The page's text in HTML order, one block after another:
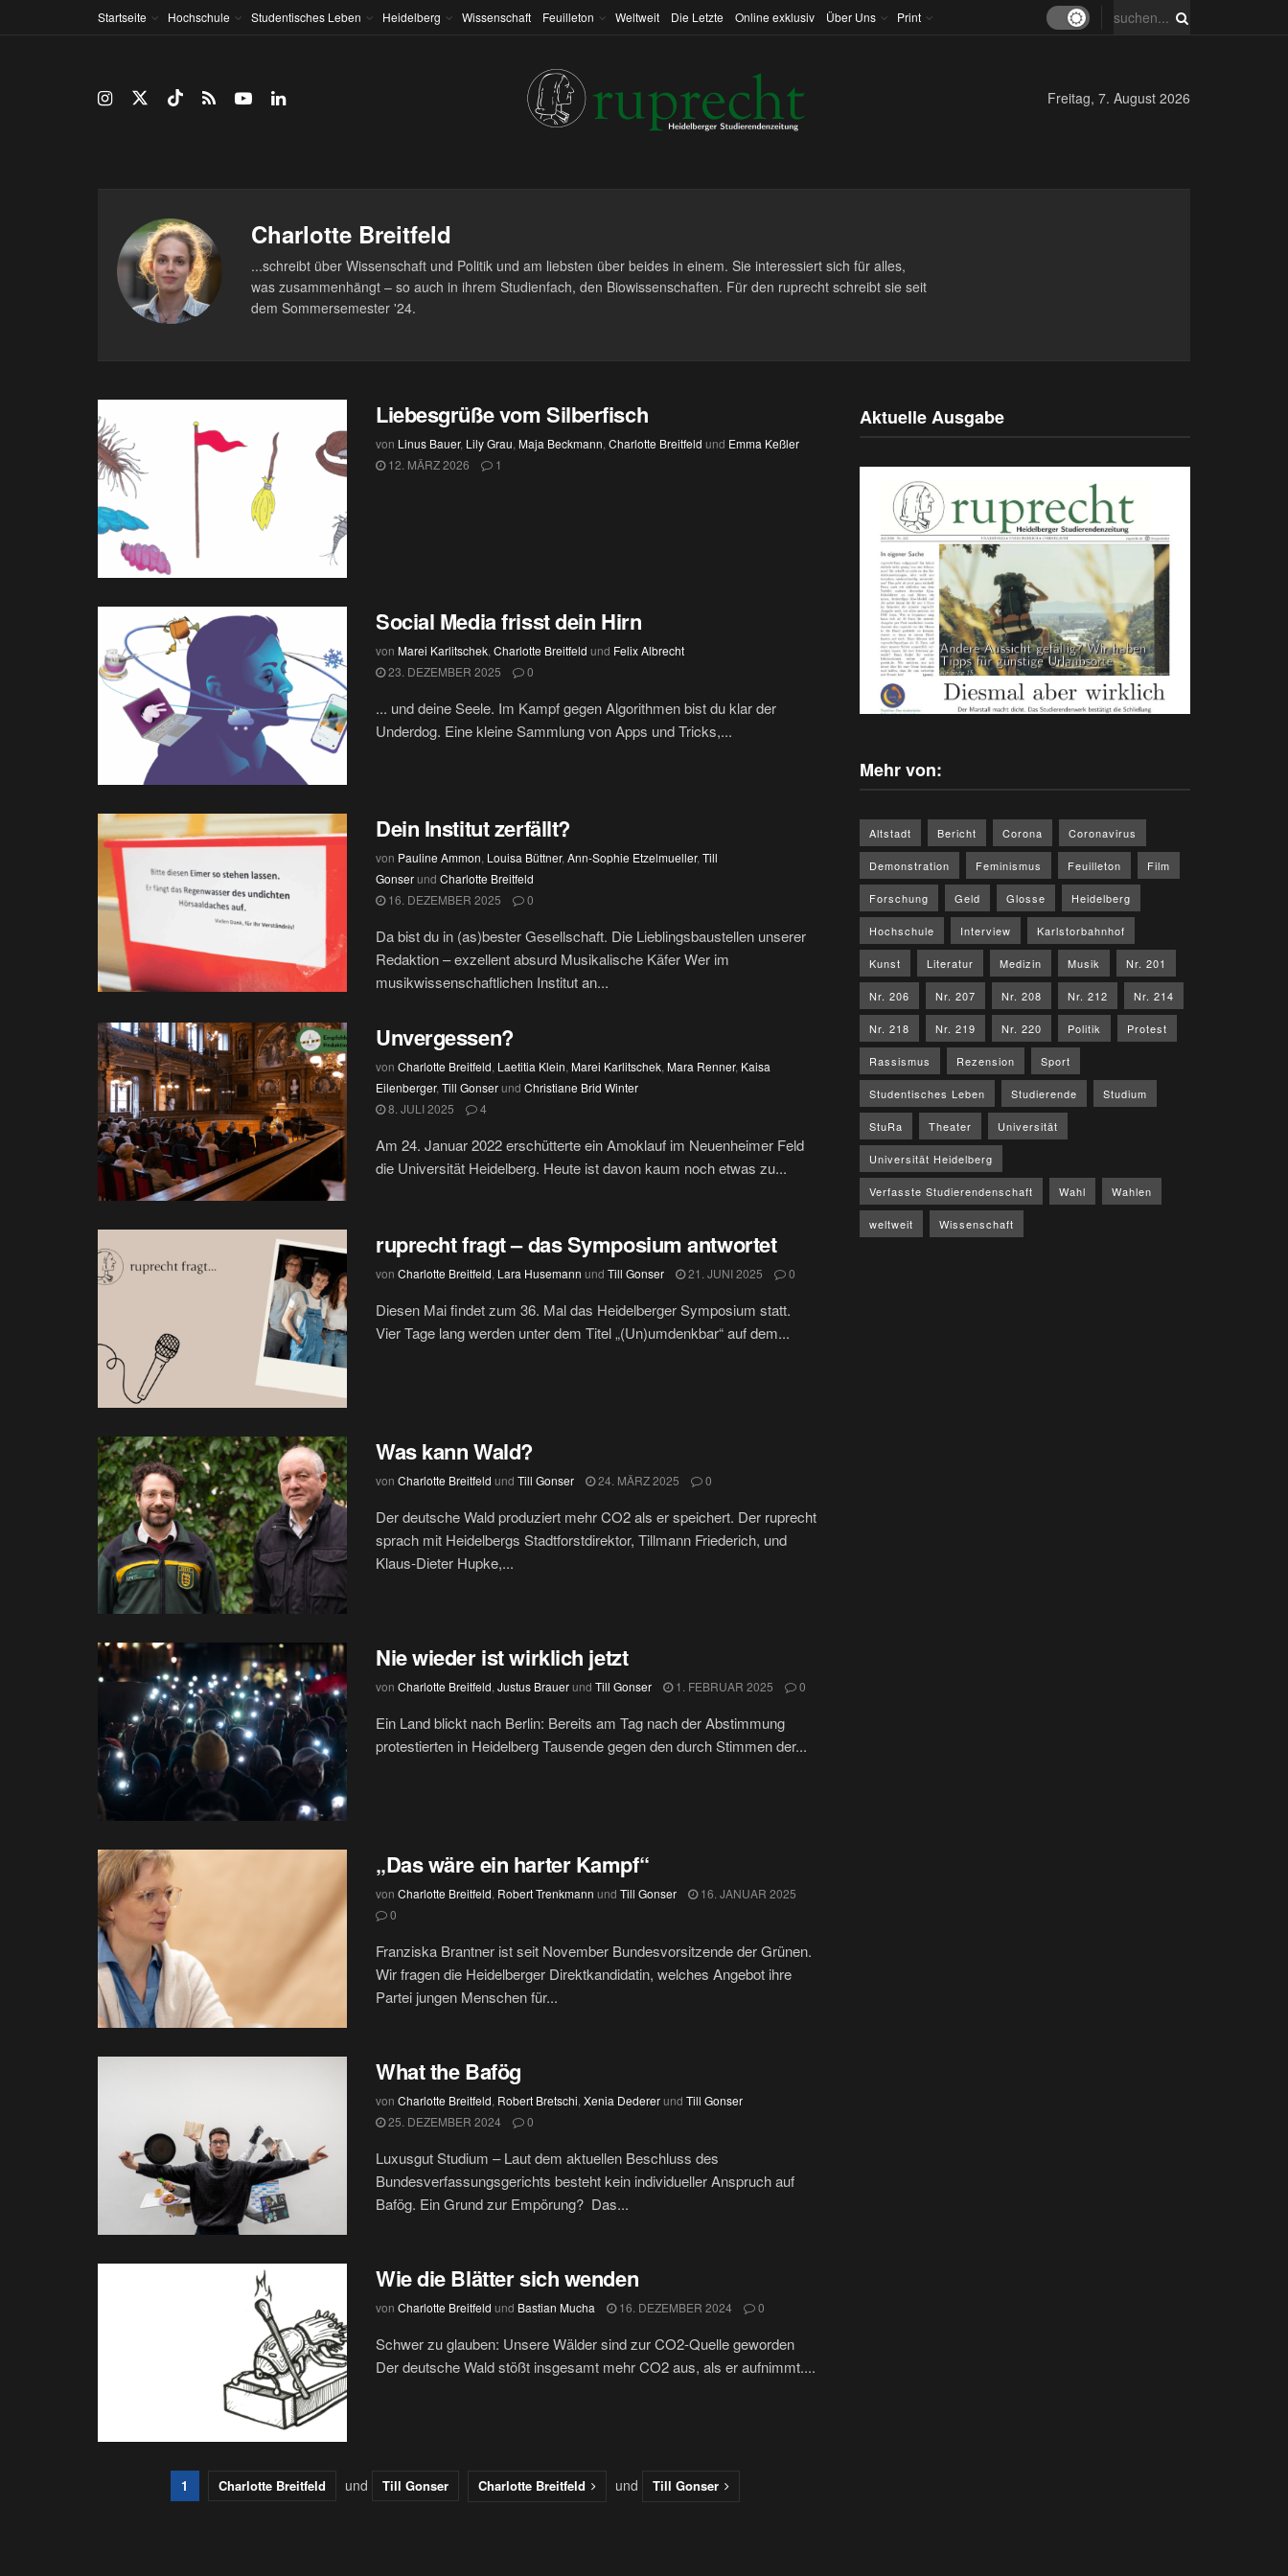
Startseite Hochschule Studentisches Leben Heidelberg Wissenschaft Feuilleton Weltweit Die Letzte Online exklusiv Über Uns Print
Freitag, 7. August 2026
Charlotte Breitfeld
...schreibt über Wissenschaft und Politik und am liebsten über beides in einem. Sie interessiert sich für alles,
was zusammenhängt – so auch in ihrem Studienfach, den Biowissenschaften. Für den ruprecht schreibt sie seit
dem Sommersemester '24.
Liebesgrüße vom Silberfisch
von Linus Bauer, Lily Grau, Maja Beckmann, Charlotte Breitfeld und Emma Keßler
12. MÄRZ 2026
1
Social Media frisst dein Hirn
von Marei Karlitschek, Charlotte Breitfeld und Felix Albrecht
23. DEZEMBER 2025
0
... und deine Seele. Im Kampf gegen Algorithmen bist du klar der
Underdog. Eine kleine Sammlung von Apps und Tricks,...
Dein Institut zerfällt?
von Pauline Ammon, Louisa Büttner, Ann-Sophie Etzelmueller, Till
Gonserund Charlotte Breitfeld
16. DEZEMBER 2025
0
Da bist du in (as)bester Gesellschaft. Die Lieblingsbaustellen unserer
Redaktion – exzellent absurd Musikalische Käfer Wer im
musikwissenschaftlichen Institut an...
Unvergessen?
von Charlotte Breitfeld, Laetitia Klein, Marei Karlitschek, Mara Renner, Kaisa
Eilenberger, Till Gonserund Christiane Brid Winter
8. JULI 2025
4
Am 24. Januar 2022 erschütterte ein Amoklauf im Neuenheimer Feld
die Universität Heidelberg. Heute ist davon kaum noch etwas zu...
ruprecht fragt – das Symposium antwortet
von Charlotte Breitfeld, Lara Husemann und Till Gonser 21. JUNI 2025 0
Diesen Mai findet zum 36. Mal das Heidelberger Symposium statt.
Vier Tage lang werden unter dem Titel „(Un)umdenkbar“ auf dem...
Was kann Wald?
von Charlotte Breitfeld und Till Gonser 24. MÄRZ 2025 0
Der deutsche Wald produziert mehr CO2 als er speichert. Der ruprecht
sprach mit Heidelbergs Stadtforstdirektor, Tillmann Friederich, und
Klaus-Dieter Hupke,...
Nie wieder ist wirklich jetzt
von Charlotte Breitfeld,Justus Brauerund Till Gonser 1. FEBRUAR 2025 0
Ein Land blickt nach Berlin: Bereits am Tag nach der Abstimmung
protestierten in Heidelberg Tausende gegen den durch Stimmen der...
„Das wäre ein harter Kampf“
von Charlotte Breitfeld, Robert Trenkmann und Till Gonser
16. JANUAR 2025
0
Franziska Brantner ist seit November Bundesvorsitzende der Grünen.
Wir fragen die Heidelberger Direktkandidatin, welches Angebot ihre
Partei jungen Menschen für...
What the Bafög
von Charlotte Breitfeld, Robert Bretschi, Xenia Dedererund Till Gonser
25. DEZEMBER 2024
0
Luxusgut Studium – Laut dem aktuellen Beschluss des
Bundesverfassungsgerichts besteht kein individueller Anspruch auf
Bafög. Ein Grund zur Empörung? Das...
Wie die Blätter sich wenden
von Charlotte Breitfeld und Bastian Mucha 16. DEZEMBER 2024 0
Schwer zu glauben: Unsere Wälder sind zur CO2-Quelle geworden
Der deutsche Wald stößt insgesamt mehr CO2 aus, als er aufnimmt....
1 Charlotte Breitfeld und Till Gonser Charlotte Breitfeld und Till Gonser
Aktuelle Ausgabe
Mehr von:
Altstadt Bericht Corona Coronavirus
Demonstration Feminismus Feuilleton Film
Forschung Geld Glosse Heidelberg
Hochschule Interview Karlstorbahnhof
Kunst Literatur Medizin Musik Nr. 201
Nr. 206 Nr. 207 Nr. 208 Nr. 212 Nr. 214
Nr. 218 Nr. 219 Nr. 220 Politik Protest
Rassismus Rezension Sport
Studentisches Leben Studierende Studium
StuRa Theater Universität
Universität Heidelberg
Verfasste Studierendenschaft Wahl Wahlen
weltweit Wissenschaft